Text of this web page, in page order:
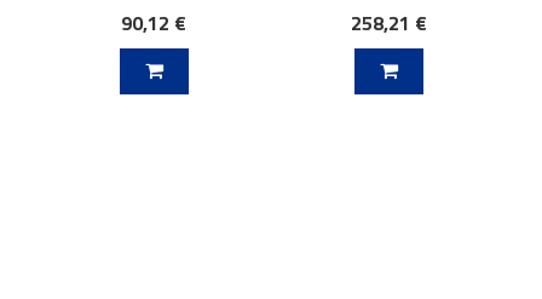
90,12 € 258,21 €